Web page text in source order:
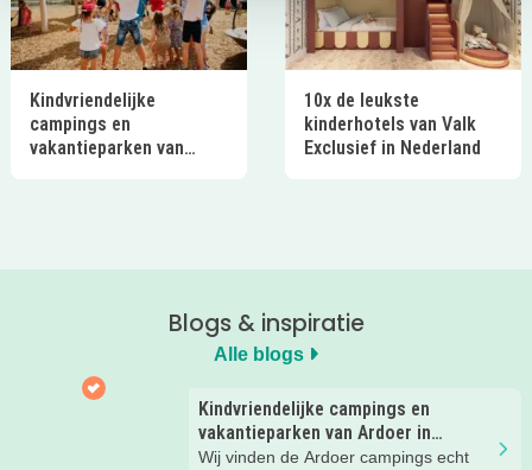
Kindvriendelijke
campings en
vakantieparken van
10x de leukste
kinderhotels van Valk
Exclusief in Nederland
Blogs & inspiratie
Alle blogs
Kindvriendelijke campings en
vakantieparken van Ardoer in
Nederland
Wij vinden de Ardoer campings echt